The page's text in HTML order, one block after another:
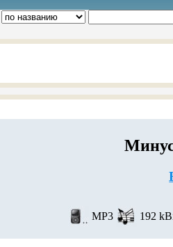
MP3 192